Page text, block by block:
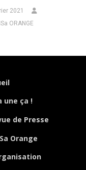
2021
ORANGE
une ça !
de Presse
Orange